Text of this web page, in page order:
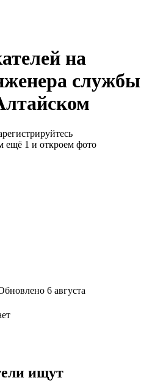
на
службы
ещё 1 и откроем фото
6 августа
ищут